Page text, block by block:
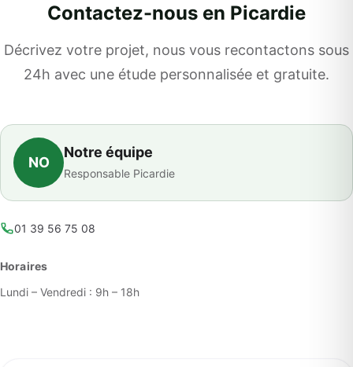
Contactez-nous en Picardie
Décrivez votre projet, nous vous recontactons sous
24h avec une étude personnalisée et gratuite.
NO
Notre équipe
Responsable Picardie
01 39 56 75 08
Horaires
Lundi – Vendredi : 9h – 18h